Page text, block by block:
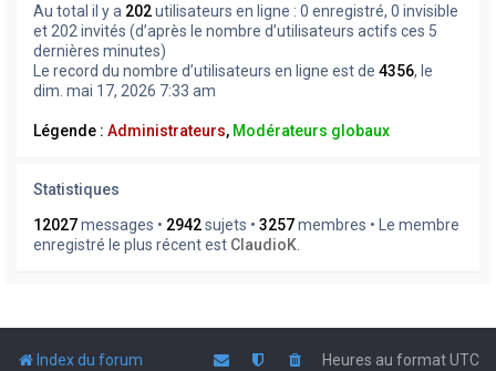
Au total il y a 202utilisateurs en ligne : 0 enregistré, 0 invisible
et 202 invités (d’après le nombre d’utilisateurs actifs ces 5
dernières minutes)
Le record du nombre d’utilisateurs en ligne est de 4356, le
dim. mai 17, 2026 7:33 am
Légende : Administrateurs, Modérateurs globaux
Statistiques
12027messages • 2942sujets • 3257membres • Le membre
enregistré le plus récent est ClaudioK
Index du forum Heures au formatUTC